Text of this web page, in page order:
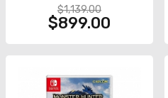
$1,139.00
$899.00